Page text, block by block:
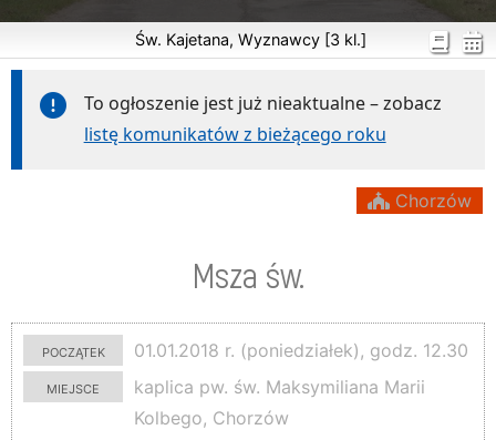
Św. Kajetana, Wyznawcy [3 kl.]
To ogłoszenie jest już nieaktualne – zobacz
listę komunikatów z bieżącego roku
Chorzów
Msza św.
początek
01.01.2018 r. (poniedziałek), godz. 12.30
miejsce
kaplica pw. św. Maksymiliana Marii
Kolbego, Chorzów